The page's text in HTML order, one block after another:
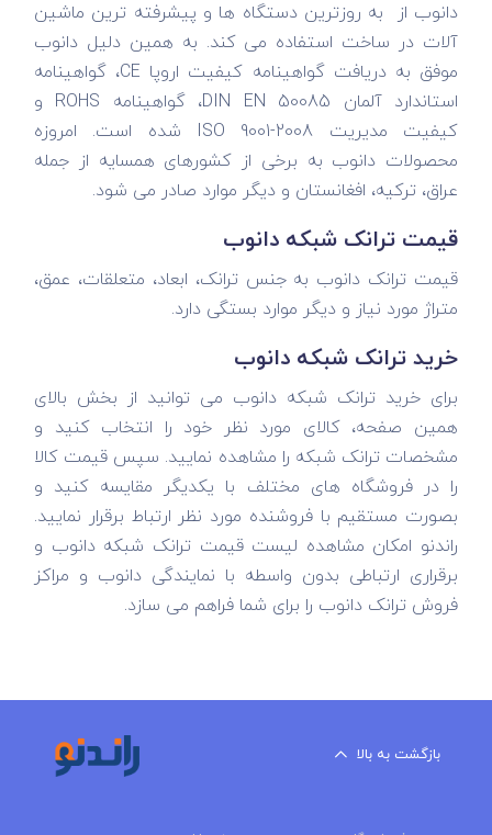
دانوب از به روزترین دستگاه ها و پیشرفته ترین ماشین
آلات در ساخت استفاده می کند. به همین دلیل دانوب
موفق به دریافت گواهینامه کیفیت اروپا CE، گواهینامه
استاندارد آلمان DIN EN 50085، گواهینامه ROHS و
کیفیت مدیریت ISO 9001-2008 شده است. امروزه
محصولات دانوب به برخی از کشورهای همسایه از جمله
عراق، ترکیه، افغانستان و دیگر موارد صادر می شود.
قیمت ترانک شبکه دانوب
قیمت ترانک دانوب به جنس ترانک، ابعاد، متعلقات، عمق،
متراژ مورد نیاز و دیگر موارد بستگی دارد.
خرید ترانک شبکه دانوب
برای خرید ترانک شبکه دانوب می توانید از بخش بالای
همین صفحه، کالای مورد نظر خود را انتخاب کنید و
مشخصات ترانک شبکه را مشاهده نمایید. سپس قیمت کالا
را در فروشگاه های مختلف با یکدیگر مقایسه کنید و
بصورت مستقیم با فروشنده مورد نظر ارتباط برقرار نمایید.
راندنو امکان مشاهده لیست قیمت ترانک شبکه دانوب و
برقراری ارتباطی بدون واسطه با نمایندگی دانوب و مراکز
فروش ترانک دانوب را برای شما فراهم می سازد.
بازگشت به بالا